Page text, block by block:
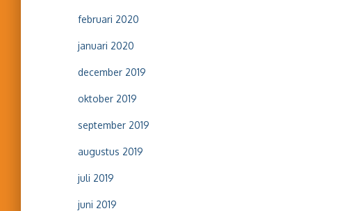
februari 2020
januari 2020
december 2019
oktober 2019
september 2019
augustus 2019
juli 2019
juni 2019